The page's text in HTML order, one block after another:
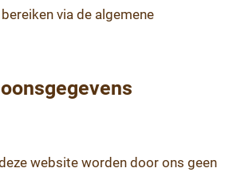
via de algemene
website worden door ons geen